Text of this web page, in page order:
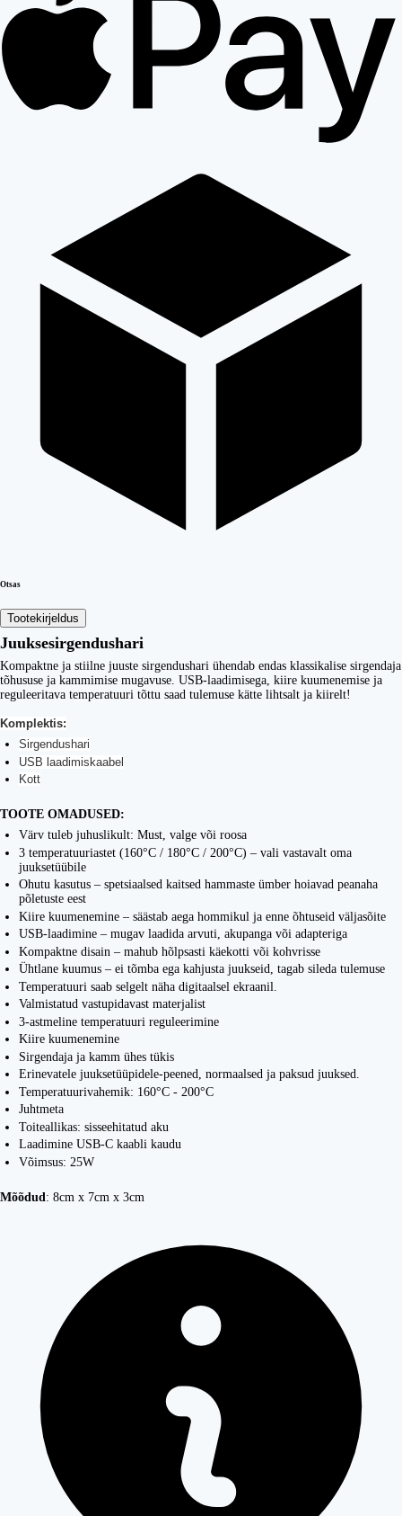
Otsas
Tootekirjeldus
Juuksesirgendushari
Kompaktne ja stiilne juuste sirgendushari ühendab endas klassikalise sirgendaja
tõhususe ja kammimise mugavuse. USB-laadimisega, kiire kuumenemise ja
reguleeritava temperatuuri tõttu saad tulemuse kätte lihtsalt ja kiirelt!
Komplektis:
Sirgendushari
USB laadimiskaabel
Kott
TOOTE OMADUSED:
Värv tuleb juhuslikult: Must, valge või roosa
3 temperatuuriastet (160°C / 180°C / 200°C) – vali vastavalt oma
juuksetüübile
Ohutu kasutus – spetsiaalsed kaitsed hammaste ümber hoiavad peanaha
põletuste eest
Kiire kuumenemine – säästab aega hommikul ja enne õhtuseid väljasõite
USB-laadimine – mugav laadida arvuti, akupanga või adapteriga
Kompaktne disain – mahub hõlpsasti käekotti või kohvrisse
Ühtlane kuumus – ei tõmba ega kahjusta juukseid, tagab sileda tulemuse
Temperatuuri saab selgelt näha digitaalsel ekraanil.
Valmistatud vastupidavast materjalist
3-astmeline temperatuuri reguleerimine
Kiire kuumenemine
Sirgendaja ja kamm ühes tükis
Erinevatele juuksetüüpidele-peened, normaalsed ja paksud juuksed.
Temperatuurivahemik: 160°C - 200°C
Juhtmeta
Toiteallikas: sisseehitatud aku
Laadimine USB-C kaabli kaudu
Võimsus: 25W
Mõõdud : 8cm x 7cm x 3cm